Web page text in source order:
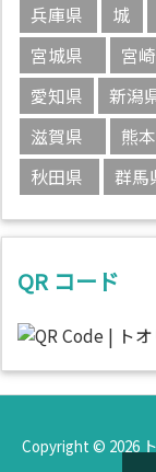
兵庫県
城
宮城県
宮
愛知県
新潟
滋賀県
熊
秋田県
群馬
QR コード
Copyright © 2026